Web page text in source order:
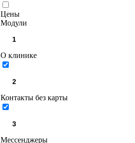
Цены
Модули
О клинике
Контакты без карты
Мессенджеры